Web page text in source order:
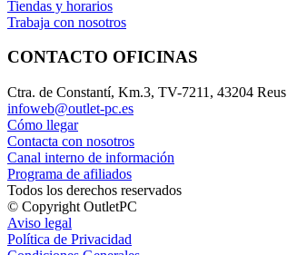
Tiendas y horarios
Trabaja con nosotros
CONTACTO OFICINAS
Ctra. de Constantí, Km.3, TV-7211, 43204 Reus
infoweb@outlet-pc.es
Cómo llegar
Contacta con nosotros
Canal interno de información
Programa de afiliados
Todos los derechos reservados
© Copyright OutletPC
Aviso legal
Política de Privacidad